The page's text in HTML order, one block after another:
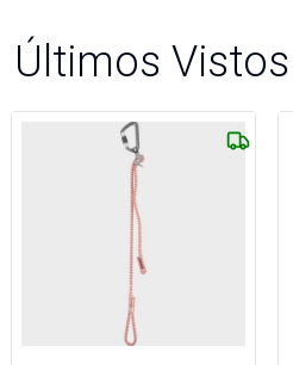
Últimos Vistos